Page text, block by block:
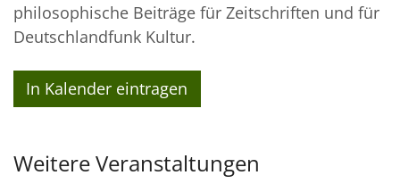
philosophische Beiträge für Zeitschriften und für
Deutschlandfunk Kultur.
In Kalender eintragen
Weitere Veranstaltungen